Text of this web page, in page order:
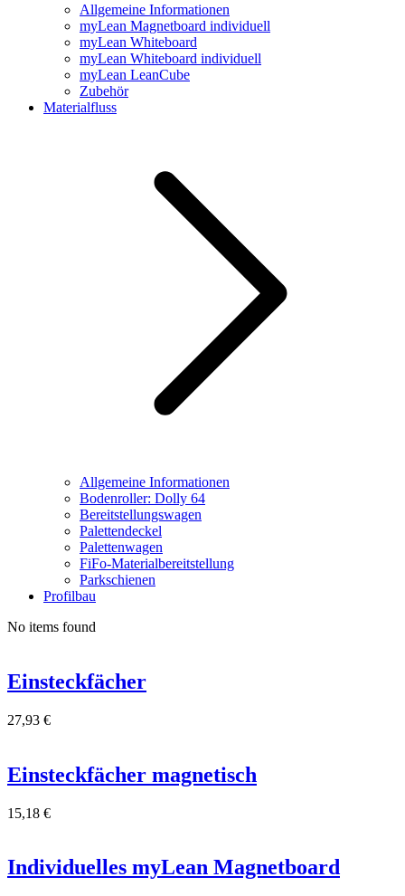
Allgemeine Informationen
myLean Magnetboard individuell
myLean Whiteboard
myLean Whiteboard individuell
myLean LeanCube
Zubehör
Materialfluss
Allgemeine Informationen
Bodenroller: Dolly 64
Bereitstellungswagen
Palettendeckel
Palettenwagen
FiFo-Materialbereitstellung
Parkschienen
Profilbau
No items found
Einsteckfächer
27,93 €
Einsteckfächer magnetisch
15,18 €
Individuelles myLean Magnetboard